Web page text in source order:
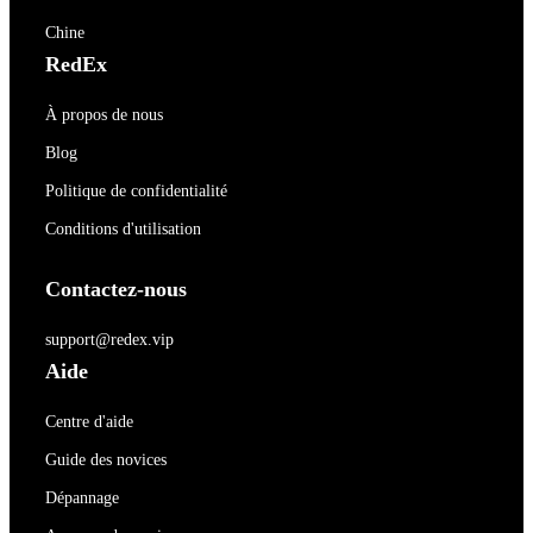
Chine
RedEx
À propos de nous
Blog
Politique de confidentialité
Conditions d'utilisation
Contactez-nous
support@redex.vip
Aide
Centre d'aide
Guide des novices
Dépannage